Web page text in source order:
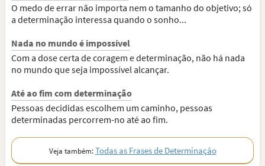
O medo de errar não importa nem o tamanho do objetivo; só
a determinação interessa quando o sonho...
Nada no mundo é impossível
Com a dose certa de coragem e determinação, não há nada
no mundo que seja impossível alcançar.
Até ao fim com determinação
Pessoas decididas escolhem um caminho, pessoas
determinadas percorrem-no até ao fim.
Veja também:Todas as Frases de Determinação